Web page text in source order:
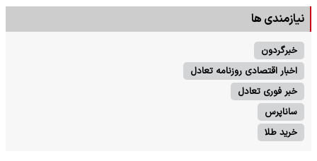
نیازمندی ها
خبرگردون
اخبار اقتصادی روزنامه تعادل
خبر فوری تعادل
ساناپرس
خرید طلا